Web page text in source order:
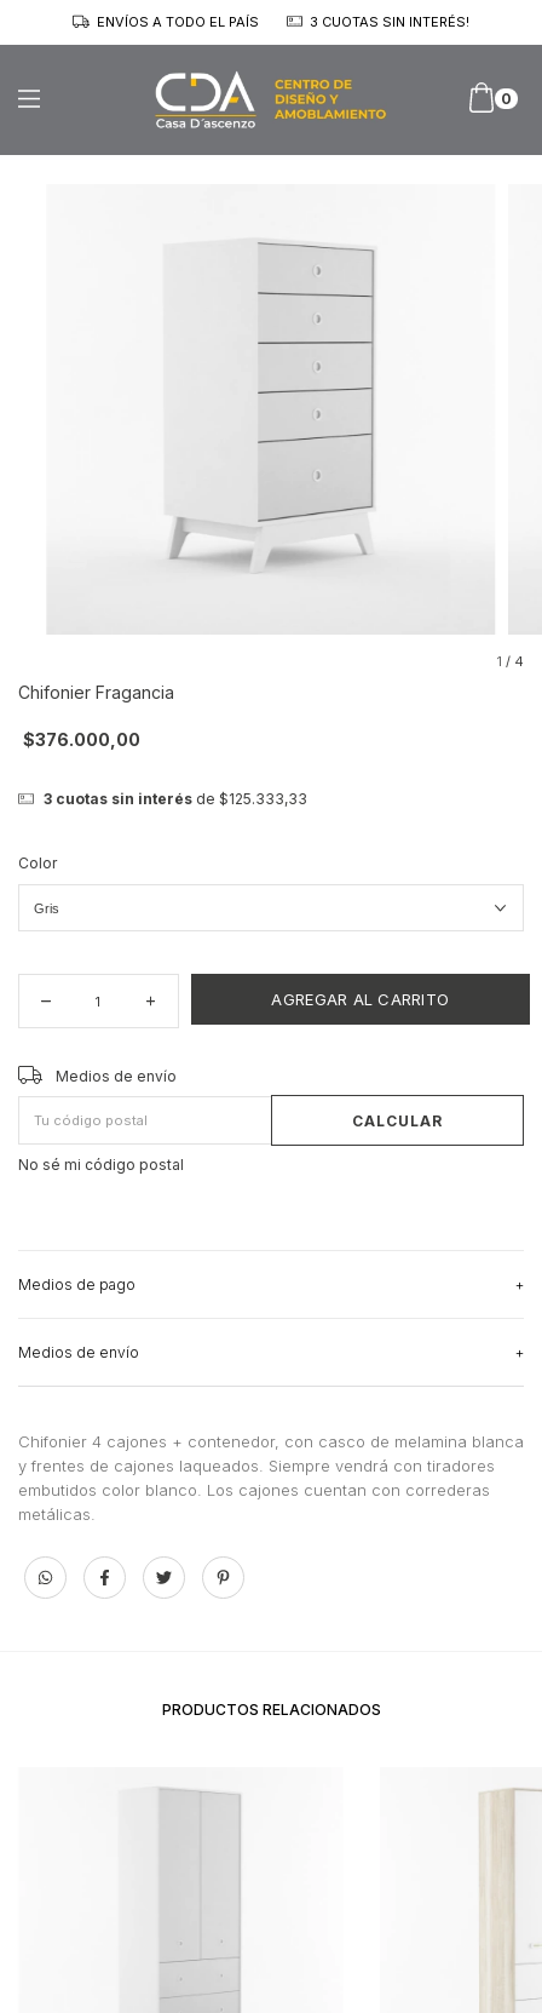
ENVÍOS A TODO EL PAÍS 3 CUOTAS SIN INTERÉS!
0
1 / 4
Chifonier Fragancia
$376.000,00
3cuotas sin interésde $125.333,33
Color
Entregas para el CP:
Medios de envío
CALCULAR
No sé mi código postal
Medios de pago
Medios de envío
Medios de envío
No sé mi código postal
Chifonier 4 cajones + contenedor, con casco de melamina blanca
y frentes de cajones laqueados. Siempre vendrá con tiradores
embutidos color blanco. Los cajones cuentan con correderas
metálicas.
PRODUCTOS RELACIONADOS